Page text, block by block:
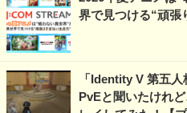
界で見つける“頑張
「Identity V 第五
PvEと聞いたけれ